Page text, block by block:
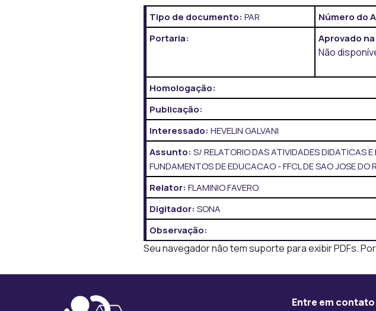
Tipo de documento: PAR Número do
Portaria:
Aprovado
Não
Homologação:
Publicação:
Interessado: HEVELIN GALVANI
Assunto: S/ RELATORIO DAS ATIVIDADES DIDATICAS
FUNDAMENTOS DE EDUCACAO - FFCL DE SAO JOSE DO
Relator: FLAMINIO FAVERO
Digitador: SONA
Observação:
Seu navegador não tem suporte para exibir PDFs.
Entre em contato